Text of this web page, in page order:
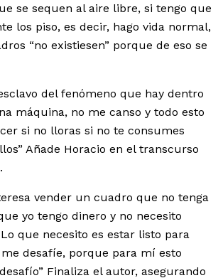
se sequen al aire libre, si tengo que
los piso, es decir, hago vida normal,
“no existiesen” porque de eso se
del fenómeno que hay dentro
máquina, no me canso y todo esto
si no lloras si no te consumes
Añade Horacio en el transcurso
vender un cuadro que no tenga
yo tengo dinero y no necesito
que necesito es estar listo para
desafíe, porque para mí esto
Finaliza el autor, asegurando